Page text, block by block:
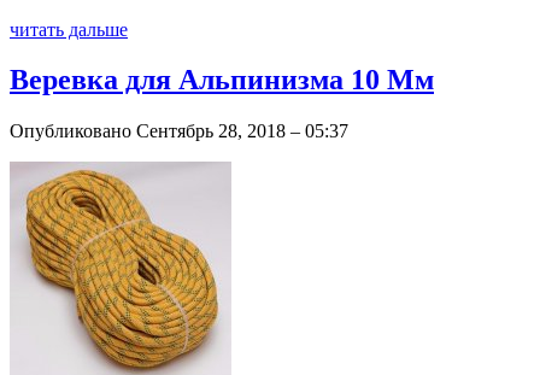
читать дальше
Веревка для Альпинизма 10 Мм
Опубликовано Сентябрь 28, 2018 – 05:37